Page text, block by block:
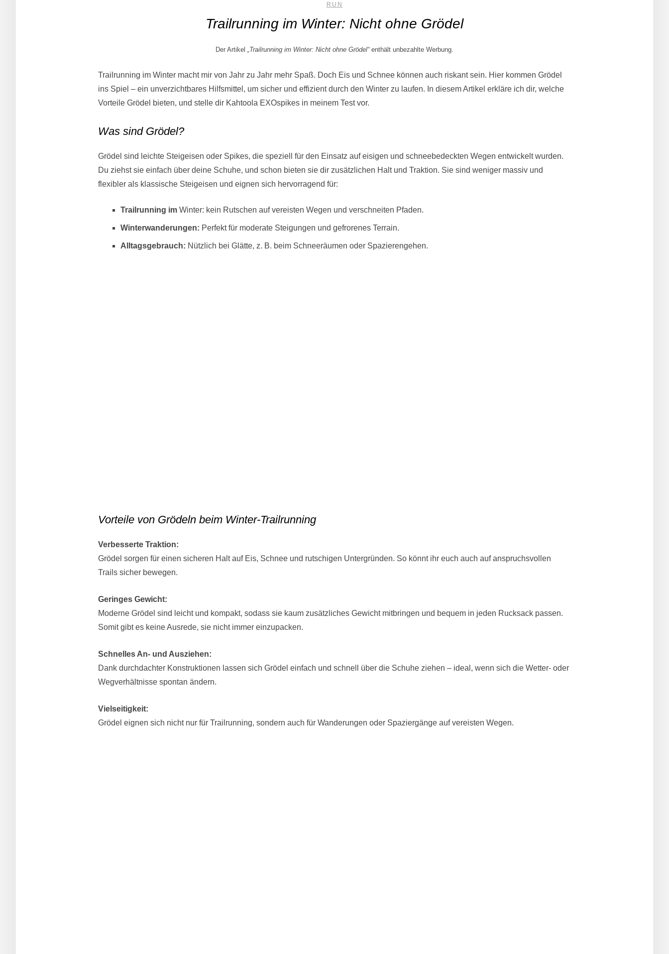
RUN
Trailrunning im Winter: Nicht ohne Grödel
Der Artikel „Trailrunning im Winter: Nicht ohne Grödel“enthält unbezahlte Werbung.
Trailrunning im Winter macht mir von Jahr zu Jahr mehr Spaß. Doch Eis und Schnee können auch riskant sein. Hier kommen Grödel
ins Spiel – ein unverzichtbares Hilfsmittel, um sicher und effizient durch den Winter zu laufen. In diesem Artikel erkläre ich dir, welche
Vorteile Grödel bieten, und stelle dir Kahtoola EXOspikes in meinem Test vor.
Was sind Grödel?
Grödel sind leichte Steigeisen oder Spikes, die speziell für den Einsatz auf eisigen und schneebedeckten Wegen entwickelt wurden.
Du ziehst sie einfach über deine Schuhe, und schon bieten sie dir zusätzlichen Halt und Traktion. Sie sind weniger massiv und
flexibler als klassische Steigeisen und eignen sich hervorragend für:
Trailrunning im Winter: kein Rutschen auf vereisten Wegen und verschneiten Pfaden.
Winterwanderungen: Perfekt für moderate Steigungen und gefrorenes Terrain.
Alltagsgebrauch: Nützlich bei Glätte, z. B. beim Schneeräumen oder Spazierengehen.
Vorteile von Grödeln beim Winter-Trailrunning
Verbesserte Traktion:
Grödel sorgen für einen sicheren Halt auf Eis, Schnee und rutschigen Untergründen. So könnt ihr euch auch auf anspruchsvollen
Trails sicher bewegen.
Geringes Gewicht:
Moderne Grödel sind leicht und kompakt, sodass sie kaum zusätzliches Gewicht mitbringen und bequem in jeden Rucksack passen.
Somit gibt es keine Ausrede, sie nicht immer einzupacken.
Schnelles An- und Ausziehen:
Dank durchdachter Konstruktionen lassen sich Grödel einfach und schnell über die Schuhe ziehen – ideal, wenn sich die Wetter- oder
Wegverhältnisse spontan ändern.
Vielseitigkeit:
Grödel eignen sich nicht nur für Trailrunning, sondern auch für Wanderungen oder Spaziergänge auf vereisten Wegen.